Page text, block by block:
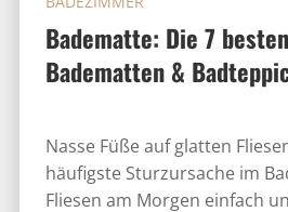
Badematte: Die 7
Badematten &
Nasse Füße auf glatten
häufigste Sturzursache im
Fliesen am Morgen einfach